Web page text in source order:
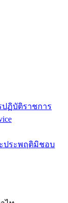
ปฏิบัติราชการ
ประพฤติมิชอบ